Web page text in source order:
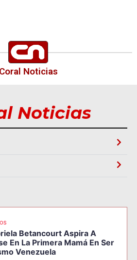
Coral Noticias
Noticias
Betancourt Aspira A
En La Primera Mamá En Ser
Venezuela